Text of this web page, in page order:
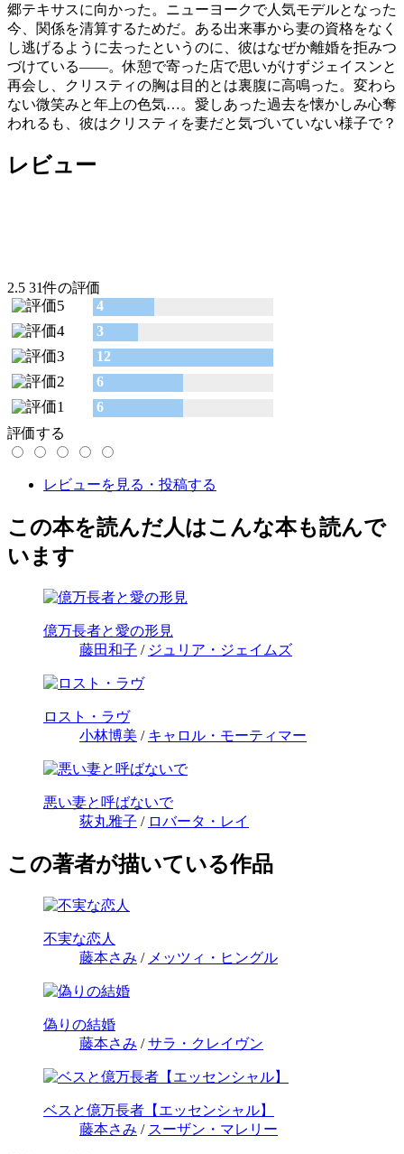
郷テキサスに向かった。ニューヨークで人気モデルとなった
今、関係を清算するためだ。ある出来事から妻の資格をなく
し逃げるように去ったというのに、彼はなぜか離婚を拒みつ
づけている――。休憩で寄った店で思いがけずジェイスンと
再会し、クリスティの胸は目的とは裏腹に高鳴った。変わら
ない微笑みと年上の色気…。愛しあった過去を懐かしみ心奪
われるも、彼はクリスティを妻だと気づいていない様子で？
レビュー
2.5 31件の評価
4
3
12
6
6
評価する
レビューを見る・投稿する
この本を読んだ人はこんな本も読んで
います
億万長者と愛の形見
藤田和子 / ジュリア・ジェイムズ
ロスト・ラヴ
小林博美 / キャロル・モーティマー
悪い妻と呼ばないで
荻丸雅子 / ロバータ・レイ
この著者が描いている作品
不実な恋人
藤本さみ / メッツィ・ヒングル
偽りの結婚
藤本さみ /サラ・クレイヴン
ベスと億万長者【エッセンシャル】
藤本さみ / スーザン・マレリー